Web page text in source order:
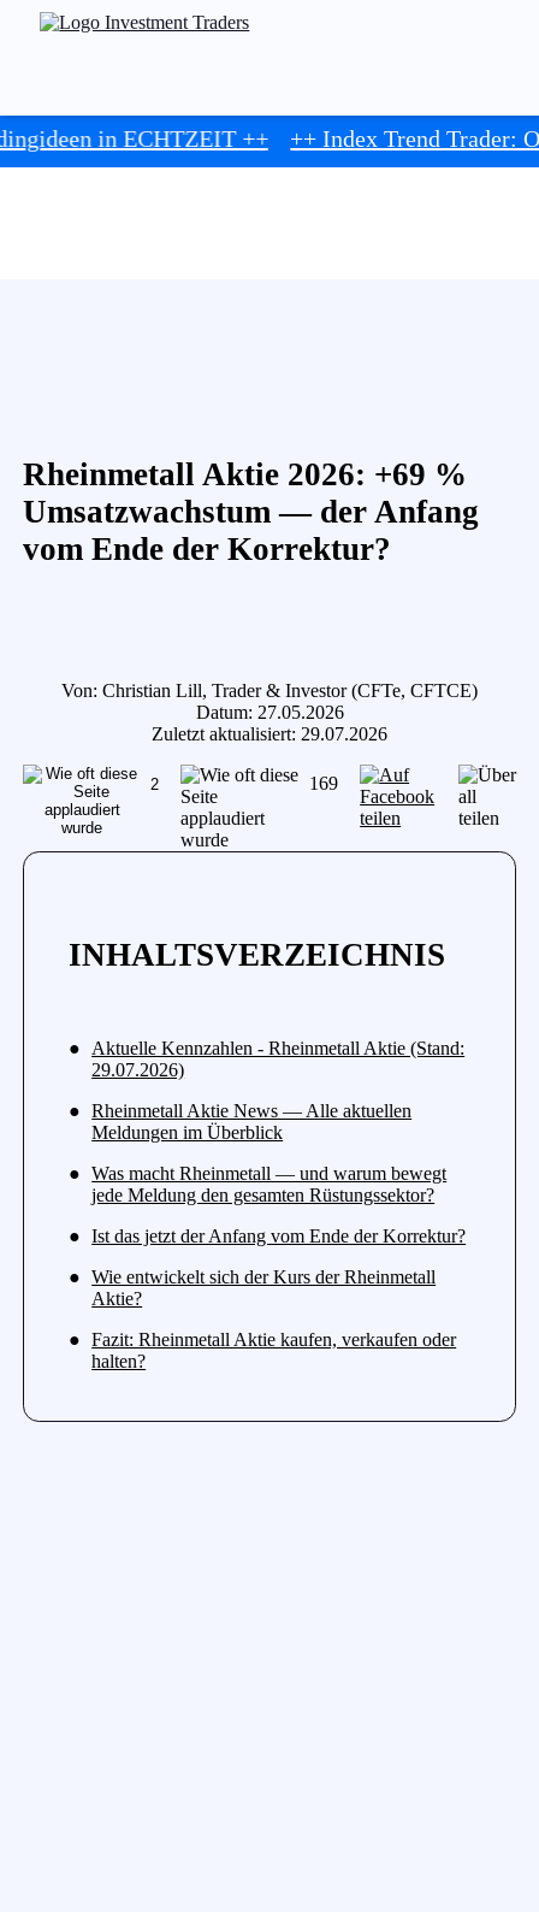
++ ++ Index Trend Trader:
Rheinmetall Aktie 2026: +69 %
Umsatzwachstum — der Anfang
vom Ende der Korrektur?
Von: Christian Lill, Trader & Investor (CFTe, CFTCE)
Datum: 27.05.2026
Zuletzt aktualisiert: 29.07.2026
2 169
INHALTSVERZEICHNIS
Aktuelle Kennzahlen - Rheinmetall Aktie (Stand:
29.07.2026)
Rheinmetall Aktie News — Alle aktuellen
Meldungen im Überblick
Was macht Rheinmetall — und warum bewegt
jede Meldung den gesamten Rüstungssektor?
Ist das jetzt der Anfang vom Ende der Korrektur?
Wie entwickelt sich der Kurs der Rheinmetall
Aktie?
Fazit: Rheinmetall Aktie kaufen, verkaufen oder
halten?